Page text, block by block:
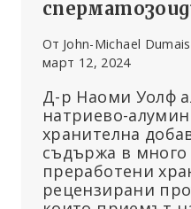
От John-Michael
март 12, 2024
Д-р Наоми Уолф
натриево-
хранителна
съдържа в много
преработени
рецензирани